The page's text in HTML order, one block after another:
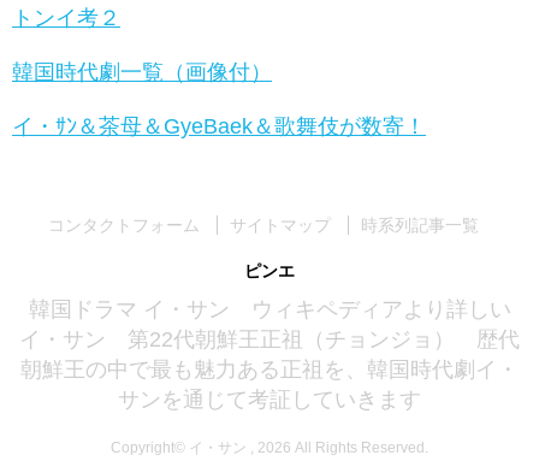
トンイ考２
韓国時代劇一覧（画像付）
イ・ｻﾝ＆茶母＆GyeBaek＆歌舞伎が数寄！
コンタクトフォーム サイトマップ 時系列記事一覧
ピンエ
韓国ドラマ イ・サン ウィキペディアより詳しい
イ・サン 第22代朝鮮王正祖（チョンジョ） 歴代
朝鮮王の中で最も魅力ある正祖を、韓国時代劇イ・
サンを通じて考証していきます
Copyright© イ・サン , 2026 All Rights Reserved.